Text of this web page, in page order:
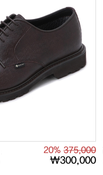
20% 375,000
₩300,000